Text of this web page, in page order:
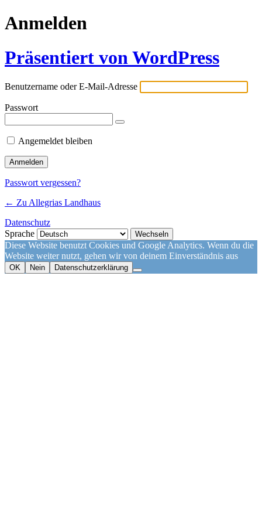
Anmelden
Präsentiert von WordPress
Benutzername oder E-Mail-Adresse
Passwort
Angemeldet bleiben
Passwort vergessen?
← Zu Allegrias Landhaus
Datenschutz
Sprache
Diese Website benutzt Cookies und Google Analytics. Wenn du die
Website weiter nutzt, gehen wir von deinem Einverständnis aus
OK Nein Datenschutzerklärung